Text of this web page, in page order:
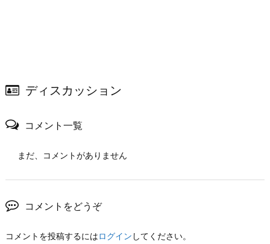
ディスカッション
コメント一覧
まだ、コメントがありません
コメントをどうぞ
コメントを投稿するにはログイン してください。